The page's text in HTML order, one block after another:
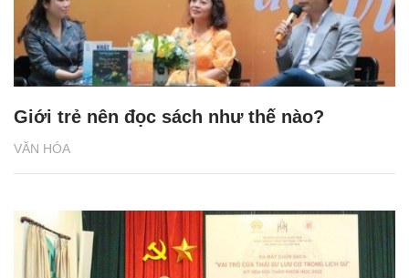
VĂN HÓA
Giới trẻ nên đọc sách như thế nào?